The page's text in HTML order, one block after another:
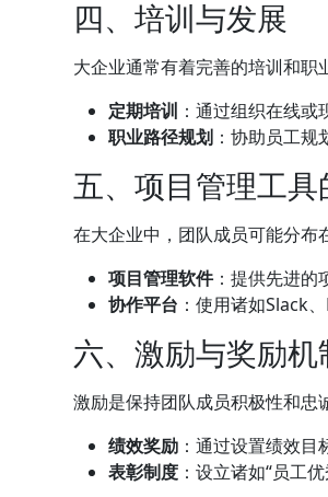
四、培训与发展
大企业通常有着完善的培训和职
定期培训 ：通过组织在线或
职业路径规划 ：协助员工
五、项目管理工具
在大企业中，团队成员可能分布
项目管理软件：提供先进的
协作平台 ：使用诸如Slack
六、激励与奖励机
激励是保持团队成员积极性和忠
绩效奖励 ：通过设置绩效
表彰制度 ：设立诸如“员工